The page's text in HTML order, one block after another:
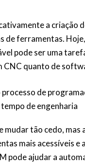
a criação
de ferramentas.
pode ser uma
quanto de
de
de engenharia
mudar tão cedo,
mais acessíveis
pode ajudar a